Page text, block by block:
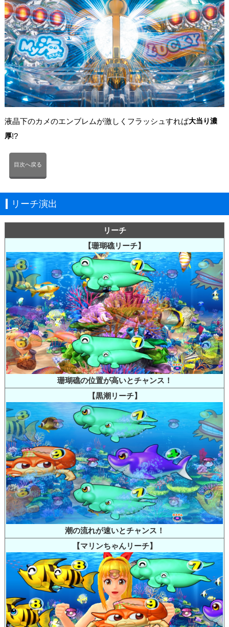
液晶下のカメのエンブレムが激しくフラッシュすれば大当り濃
厚!?
目次へ戻る
リーチ演出
リーチ
【珊瑚礁リーチ】
珊瑚礁の位置が高いとチャンス！
【黒潮リーチ】
潮の流れが速いとチャンス！
【マリンちゃんリーチ】